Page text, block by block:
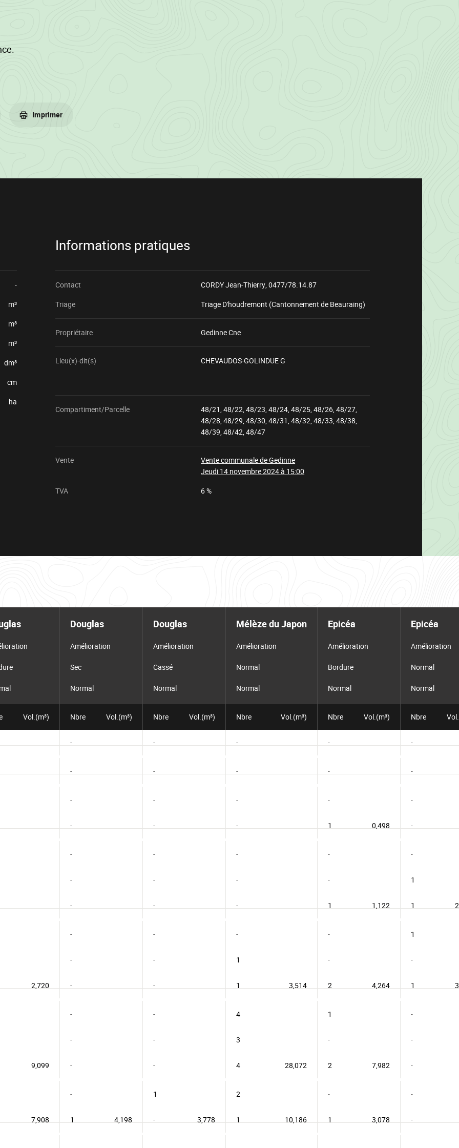
Imprimer
-
m³
m³
m³
dm³
cm
ha
Informations pratiques
Contact CORDY Jean-Thierry,0477/78.14.87
Triage
Triage D'houdremont (Cantonnement de Beauraing)
Propriétaire Gedinne Cne
Lieu(x)-dit(s) CHEVAUDOS-GOLINDUE G
Compartiment/Parcelle
48/21, 48/22, 48/23, 48/24, 48/25, 48/26, 48/27,
48/28, 48/29, 48/30, 48/31, 48/32, 48/33, 48/38,
48/39, 48/42, 48/47
Vente
Vente communale de Gedinne
Jeudi 14 novembre 2024 à 15:00
Chargement
TVA 6 %
Douglas Douglas Mélèze du Japon Epicéa Epicéa
Amélioration Amélioration Amélioration Amélioration Amélioration
Sec Cassé Normal Bordure Normal
Normal Normal Normal Normal Normal
Vol.(m³) Nbre Vol.(m³) Nbre Vol.(m³) Nbre Vol.(m³) Nbre Vol.(m³) Nbre
- - - - -
- - - - -
- - - - -
- - - 1 -
0,498
- - - - -
- - - - 1
- - - 1 1
1,122
- - - - 1
- - 1 - -
- - 1 2 1
2,720 3,514 4,264
- - 4 1 -
- - 3 - -
- - 4 2 -
9,099 28,072 7,982
- 1 2 - -
1 - 1 1 -
7,908 4,198 3,778 10,186 3,078